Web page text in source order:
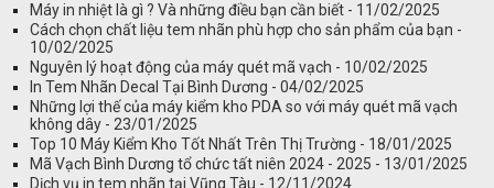
Máy in nhiệt là gì ? Và những điều bạn cần biết - 11/02/2025
Cách chọn chất liệu tem nhãn phù hợp cho sản phẩm của bạn -
10/02/2025
Nguyên lý hoạt động của máy quét mã vạch - 10/02/2025
In Tem Nhãn Decal Tại Bình Dương - 04/02/2025
Những lợi thế của máy kiểm kho PDA so với máy quét mã vạch
không dây - 23/01/2025
Top 10 Máy Kiểm Kho Tốt Nhất Trên Thị Trường - 18/01/2025
Mã Vạch Bình Dương tổ chức tất niên 2024 - 2025 - 13/01/2025
Dịch vụ in tem nhãn tại Vũng Tàu - 12/11/2024